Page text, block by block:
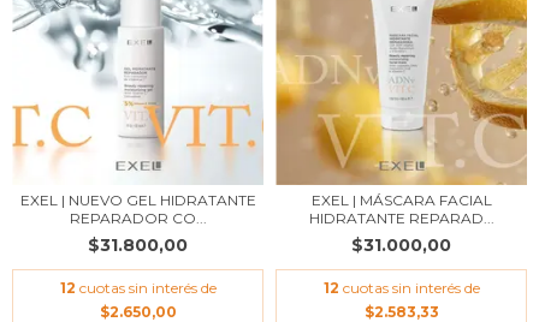
EXEL | NUEVO GEL HIDRATANTE
REPARADOR CO...
$31.800,00
12 cuotas sin interés de
$2.650,00
EXEL | MÁSCARA FACIAL
HIDRATANTE REPARAD...
$31.000,00
12 cuotas sin interés de
$2.583,33